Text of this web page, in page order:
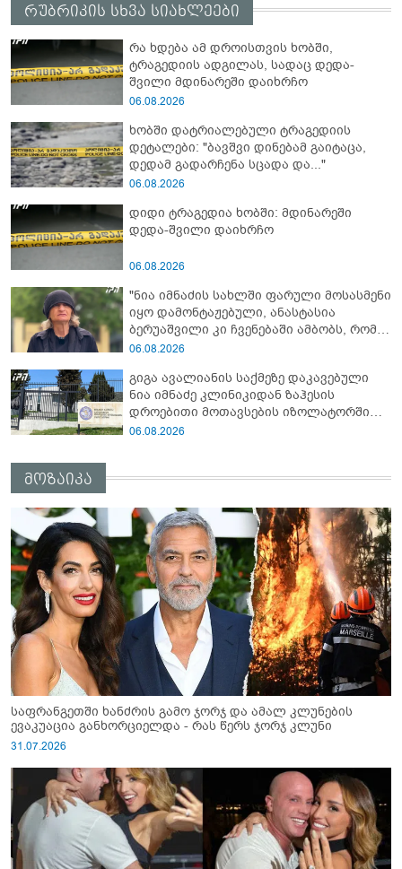
რუბრიკის სხვა სიახლეები
რა ხდება ამ დროისთვის ხობში,
ტრაგედიის ადგილას, სადაც დედა-
შვილი მდინარეში დაიხრჩო
06.08.2026
ხობში დატრიალებული ტრაგედიის
დეტალები: "ბავშვი დინებამ გაიტაცა,
დედამ გადარჩენა სცადა და..."
06.08.2026
დიდი ტრაგედია ხობში: მდინარეში
დედა-შვილი დაიხრჩო
06.08.2026
"ნია იმნაძის სახლში ფარული მოსასმენი
იყო დამონტაჟებული, ანასტასია
ბერუაშვილი კი ჩვენებაში ამბობს, რომ
თავდასხმის შესახებ იცოდა" - მოკლული
06.08.2026
გიგა ავალიანის საქმეზე დაკავებული
ნია იმნაძე კლინიკიდან ზაჰესის
დროებითი მოთავსების იზოლატორში
გადაიყვანეს
06.08.2026
მოზაიკა
საფრანგეთში ხანძრის გამო ჯორჯ და ამალ კლუნების
ევაკუაცია განხორციელდა - რას წერს ჯორჯ კლუნი
31.07.2026